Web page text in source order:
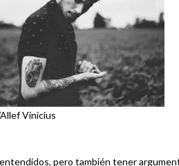
Vinicius
pero también tener